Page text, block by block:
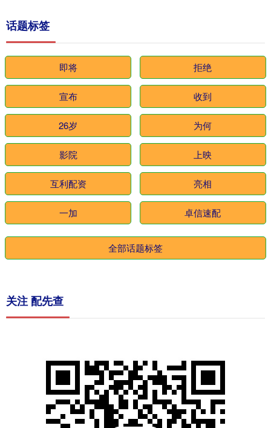
话题标签
即将 拒绝
宣布 收到
26岁 为何
影院 上映
互利配资 亮相
一加 卓信速配
全部话题标签
关注 配先查